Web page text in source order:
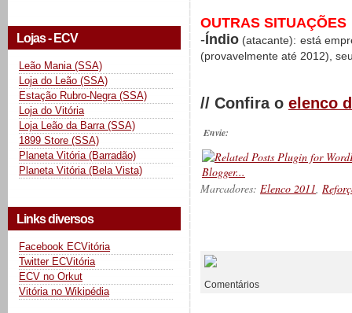
Lojas - ECV
Leão Mania (SSA)
Loja do Leão (SSA)
Estação Rubro-Negra (SSA)
Loja do Vitória
Loja Leão da Barra (SSA)
1899 Store (SSA)
Planeta Vitória (Barradão)
Planeta Vitória (Bela Vista)
Links diversos
Facebook ECVitória
Twitter ECVitória
ECV no Orkut
Vitória no Wikipédia
OUTRAS SITUAÇÕES
-Índio (atacante): está
(provavelmente até 2012),
// Confira o elenco
Envie:
Marcadores: Elenco 2011,
Comentários